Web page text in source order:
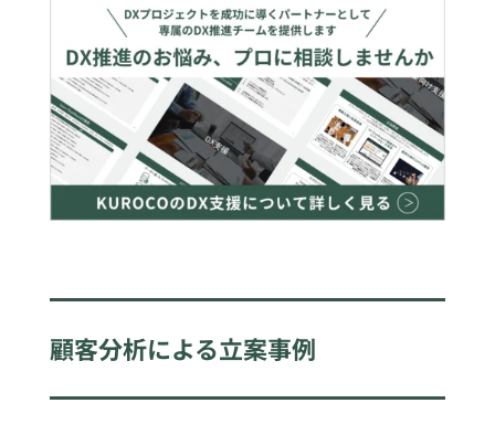
顧客分析による立案事例